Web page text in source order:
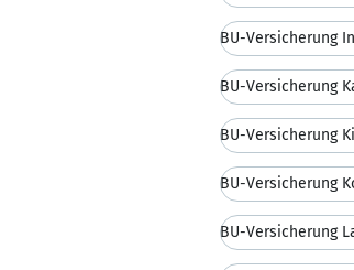
BU-Versicherung
BU-Versicherung
BU-Versicherung
BU-Versicherung